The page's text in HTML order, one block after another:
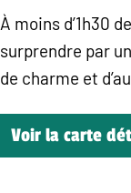
À moins d’1h30
surprendre par
de charme et
Voir la carte